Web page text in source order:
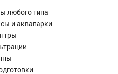
любого типа
и аквапарки